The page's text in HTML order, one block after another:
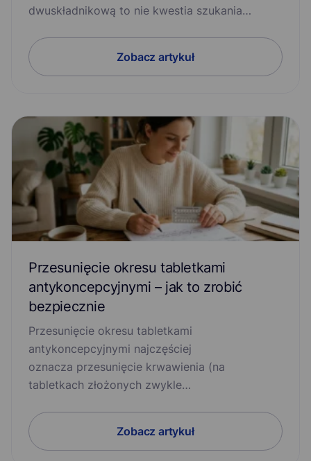
dwuskładnikową to nie kwestia szukania…
Zobacz artykuł
Przesunięcie okresu tabletkami
antykoncepcyjnymi – jak to zrobić
bezpiecznie
Przesunięcie okresu tabletkami
antykoncepcyjnymi najczęściej
oznacza przesunięcie krwawienia (na
tabletkach złożonych zwykle…
Zobacz artykuł